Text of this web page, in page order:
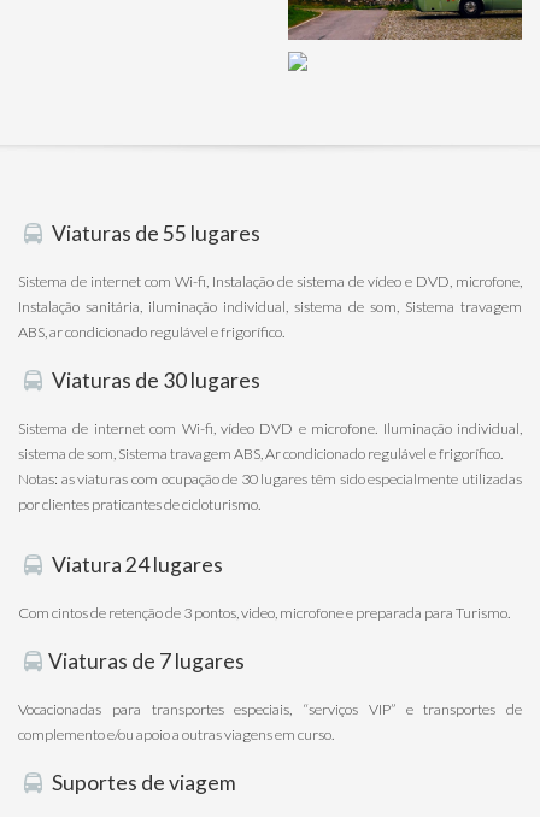
Viaturas de 55 lugares
Sistema de internet com Wi-fi, Instalação de sistema de vídeo e DVD, microfone,
Instalação sanitária, iluminação individual, sistema de som, Sistema travagem
ABS, ar condicionado regulável e frigorífico.
Viaturas de 30 lugares
Sistema de internet com Wi-fi, vídeo DVD e microfone. Iluminação individual,
sistema de som, Sistema travagem ABS, Ar condicionado regulável e frigorífico.
Notas: as viaturas com ocupação de 30 lugares têm sido especialmente utilizadas
por clientes praticantes de cicloturismo.
Viatura 24 lugares
Com cintos de retenção de 3 pontos, video, microfone e preparada para Turismo.
Viaturas de 7 lugares
Vocacionadas para transportes especiais, “serviços VIP” e transportes de
complemento e/ou apoio a outras viagens em curso.
Suportes de viagem